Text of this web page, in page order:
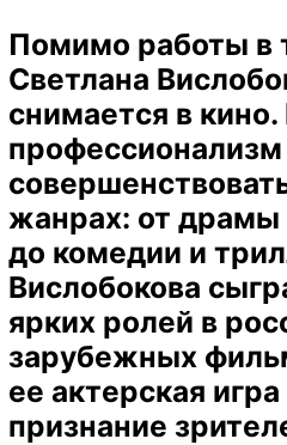
Помимо работы в
Светлана
снимается в кино.
жанрах: от
до комедии и
Вислобокова
ярких ролей в
зарубежных
ее актерская
признание